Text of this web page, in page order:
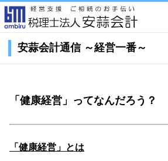
安蒜会計通信 ～経営一番～
「健康経営」ってなんだろう？
「健康経営」とは